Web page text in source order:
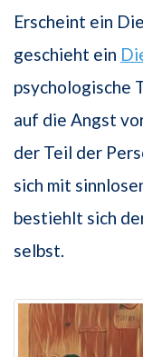
Erscheint ein
geschieht ein
psychologische
auf die Angst
der Teil der
sich mit
bestiehlt sich
selbst.